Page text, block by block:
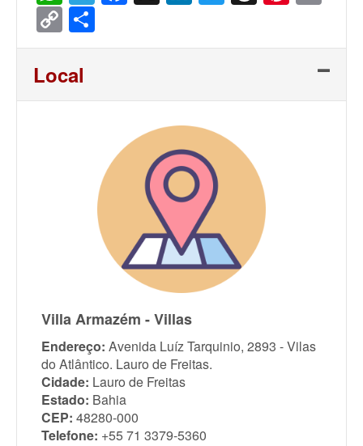
Copy
Link
Local
Villa Armazém - Villas
Endereço: Avenida Luíz Tarquinio, 2893 - Vilas
do Atlântico. Lauro de Freitas.
Cidade: Lauro de Freitas
Estado: Bahia
CEP: 48280-000
Telefone: +55 71 3379-5360